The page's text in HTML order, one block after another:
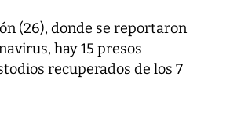
(26), donde se reportaron
hay 15 presos
recuperados de los 7